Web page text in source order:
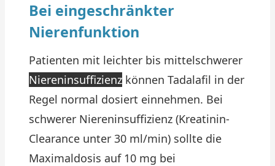
Bei eingeschränkter
Nierenfunktion
Patienten mit leichter bis mittelschwerer
Niereninsuffizienz können Tadalafil in der
Regel normal dosiert einnehmen. Bei
schwerer Niereninsuffizienz (Kreatinin-
Clearance unter 30 ml/min) sollte die
Maximaldosis auf 10 mg bei